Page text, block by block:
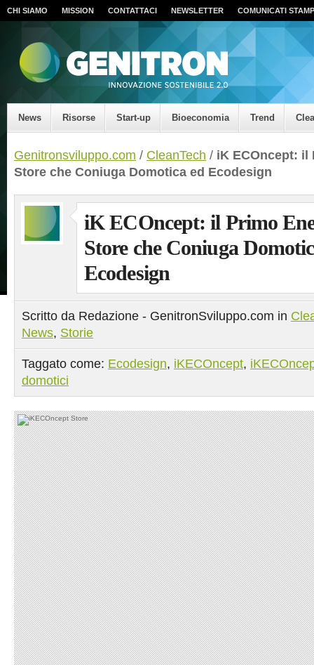
CHI SIAMO MISSION CONTATTACI NEWSLETTER COMUNICATI
News Risorse Start-up Bioeconomia Trend
Genitronsviluppo.com / CleanTech / iK ECOncept: il
Store che Coniuga Domotica ed Ecodesign
iK ECOncept: il Primo
Store che Coniuga
Ecodesign
Scritto da Redazione - GenitronSviluppo.com in
News, Storie
Taggato come: Ecodesign, iKECOncept,
domotici